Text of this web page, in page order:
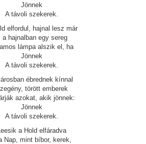
Jönnek
A távoli szekerek.
elfordul, hajnal lesz már
a hajnalban egy sereg
lámpa alszik el, ha
Jönnek
A távoli szekerek.
ébrednek kínnal
törött emberek
azokat, akik jönnek:
Jönnek
A távoli szekerek.
a Hold elfáradva
Nap, mint bíbor, kerek,